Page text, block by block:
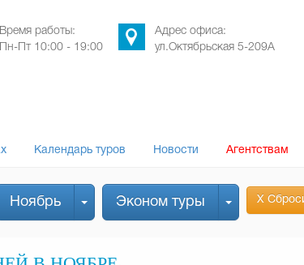
Время работы:
Пн-Пт 10:00 - 19:00
Адрес офиса:
ул.Октябрьская 5-209А
Календарь туров Новости Агентствам
Ноябрь Эконом туры Х